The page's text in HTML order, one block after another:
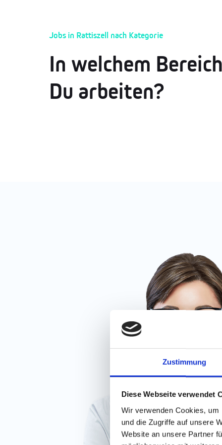
Zustimmung
Diese Webseite verwendet
Wir verwenden Cookies,
und die Zugriffe auf unsere
Website an unsere Partner
Jobs in Rattiszell nach Kategorie
In welchem
Du arbeiten?